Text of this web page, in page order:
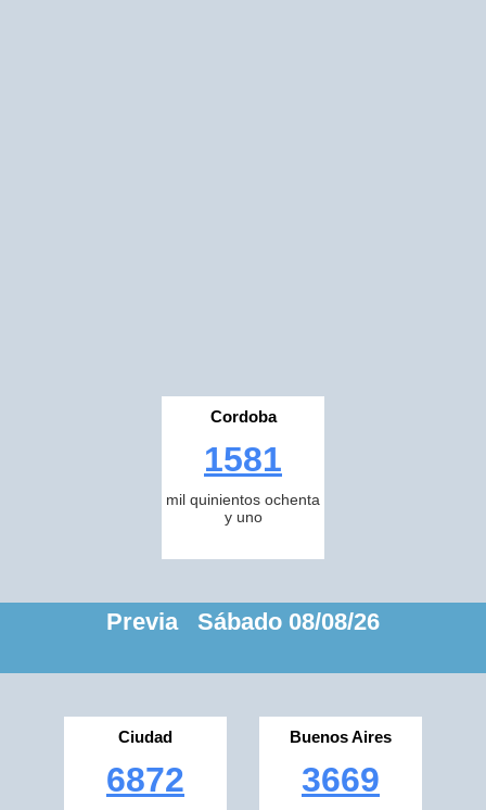
Cordoba
1581
mil quinientos ochenta
y uno
Previa Sábado 08/08/26
Ciudad
6872
Buenos Aires
3669